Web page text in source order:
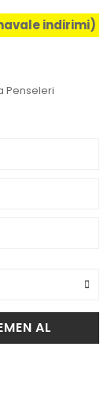
havale indirimi)
Penseleri
AL